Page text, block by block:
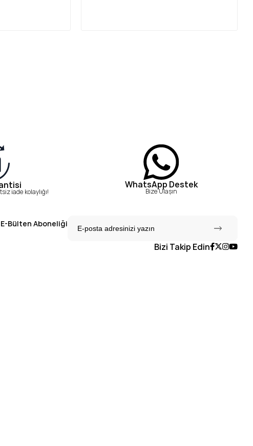
iade kolaylığı!
WhatsApp Destek
Bize Ulaşın
E-Bülten Aboneliği
Bizi Takip Edin